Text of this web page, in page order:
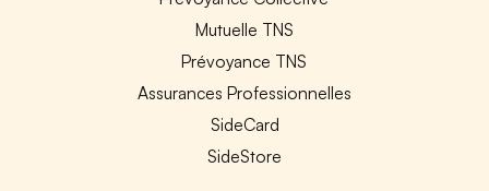
Mutuelle TNS
Prévoyance TNS
Assurances Professionnelles
SideCard
SideStore